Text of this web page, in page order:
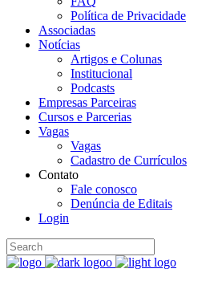
Política de Privacidade
Associadas
Notícias
Artigos e Colunas
Institucional
Podcasts
Empresas Parceiras
Cursos e Parcerias
Vagas
Vagas
Cadastro de Currículos
Contato
Fale conosco
Denúncia de Editais
Login